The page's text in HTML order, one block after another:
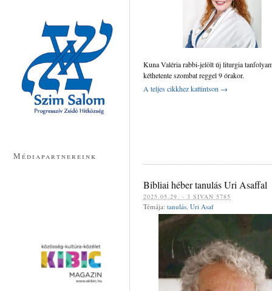
Kuna Valéria rabbi-jelölt új liturgia
kéthetente szombat reggel 9 órakor.
A teljes cikkhez kattintson →
Bibliai héber tanulás Uri Asaffal
‍‍2025.05.29. - 3 SIVAN 5785
Témája: tanulás Uri Asaf
Médiapartnereink